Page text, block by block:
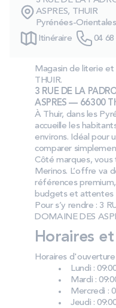
PROMOS
Nos engagements
ASPRES, THUIR
Pyrénées-
Itinéraire
04 68
Magasin de literie et
THUIR.
3 RUE DE LA
ASPRES — 66300
À Thuir, dans les
accueille les
environs. Idéal pour
comparer
Côté marques,
Merinos. L’offre va
références
budgets et attentes
Pour s’y rendre : 3
DOMAINE DES
Horaires
Horaires d'ouverture
Lundi :
Mardi :
Mercredi :
Jeudi :